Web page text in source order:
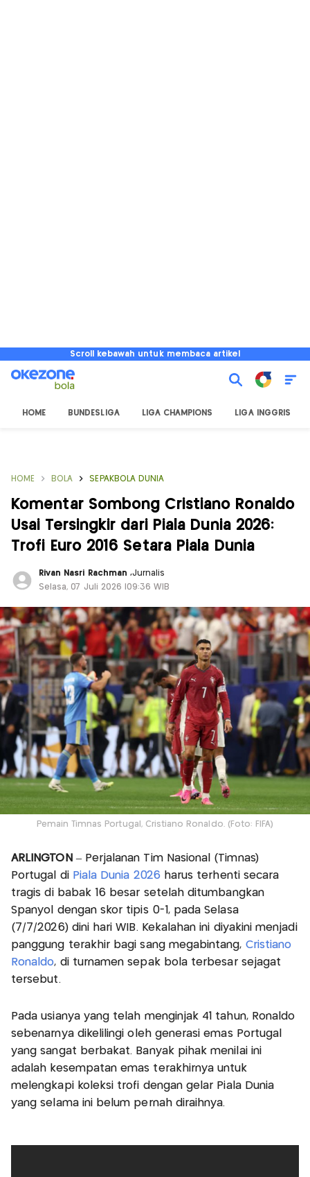
Scroll kebawah untuk membaca artikel
HOME BUNDESLIGA LIGA CHAMPIONS LIGA INGGRIS
HOME BOLA SEPAKBOLA DUNIA
Komentar Sombong Cristiano Ronaldo
Usai Tersingkir dari Piala Dunia 2026:
Trofi Euro 2016 Setara Piala Dunia
Rivan Nasri Rachman ,Jurnalis
Selasa, 07 Juli 2026 |09:36 WIB
Pemain Timnas Portugal, Cristiano Ronaldo. (Foto: FIFA)
ARLINGTON– Perjalanan Tim Nasional (Timnas)
Portugal di Piala Dunia 2026harus terhenti secara
tragis di babak 16 besar setelah ditumbangkan
Spanyol dengan skor tipis 0-1, pada Selasa
(7/7/2026) dini hari WIB. Kekalahan ini diyakini menjadi
panggung terakhir bagi sang megabintang, Cristiano
Ronaldo, di turnamen sepak bola terbesar sejagat
tersebut.
Pada usianya yang telah menginjak 41 tahun, Ronaldo
sebenarnya dikelilingi oleh generasi emas Portugal
yang sangat berbakat. Banyak pihak menilai ini
adalah kesempatan emas terakhirnya untuk
melengkapi koleksi trofi dengan gelar Piala Dunia
yang selama ini belum pernah diraihnya.